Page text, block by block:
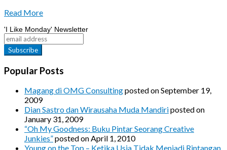
Read More
'I Like Monday' Newsletter
Popular Posts
Magang di OMG Consultingposted on September 19,
2009
Dian Sastro dan Wirausaha Muda Mandiriposted on
January 31, 2009
“Oh My Goodness: Buku Pintar Seorang Creative
Junkies”posted on April 1, 2010
Young on the Top – Ketika Usia Tidak Menjadi Rintangan